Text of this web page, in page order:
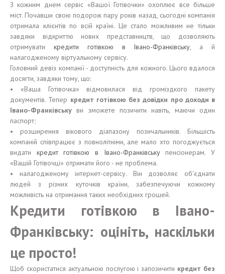
З кожним днем ​​сервіс «Вашої Готівочки» охоплює все більше
міст. Почавши свою подорож пару років назад, сьогодні компанія
отримала клієнтів по всій країні. Це стало можливим не тільки
завдяки відкриттю нових представництв, що дозволяють
отримувати кредити готівкою в Івано-Франківську, а й
налагодженому віртуальному сервісу.
Головний девіз компанії - доступність для кожного. Цього вдалося
досягти, завдяки тому, що:
• «Ваша Готівочка» відмовилася від громіздкого пакету
документів. Тепер кредит готівкою без довідки про доходи в
Івано-Франківську ви зможете позичити навіть, маючи один
паспорт;
• розширення вікового діапазону позичальників. Більшість
компаній співпрацює з повнолітніми, але мало хто погоджується
видати кредит готівкою в Івано-Франківську
пенсіонерам. У
«Вашій Готівочці» отримати його - не проблема.
• налагодженому інтернет-сервісу. Він дозволяє об'єднати
людей з різних куточків країни, забезпечуючи кожному
можливість на отримання таких необхідних грошей.
Кредити готівкою в Івано-
Франківську: оцініть, наскільки
це просто!
Щоб скористатися актуальною послугою і запозичити кредит без